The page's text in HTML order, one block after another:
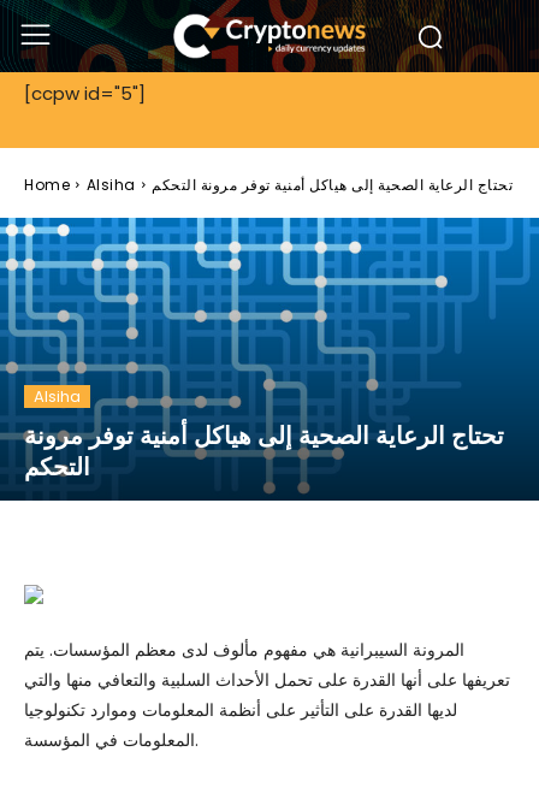
[ccpw id="5"]
Home Alsiha تحتاج الرعاية الصحية إلى هياكل أمنية توفر مرونة التحكم
Alsiha
تحتاج الرعاية الصحية إلى هياكل أمنية توفر مرونة
التحكم
المرونة السيبرانية هي مفهوم مألوف لدى معظم المؤسسات. يتم
تعريفها على أنها القدرة على تحمل الأحداث السلبية والتعافي منها والتي
لديها القدرة على التأثير على أنظمة المعلومات وموارد تكنولوجيا
المعلومات في المؤسسة.